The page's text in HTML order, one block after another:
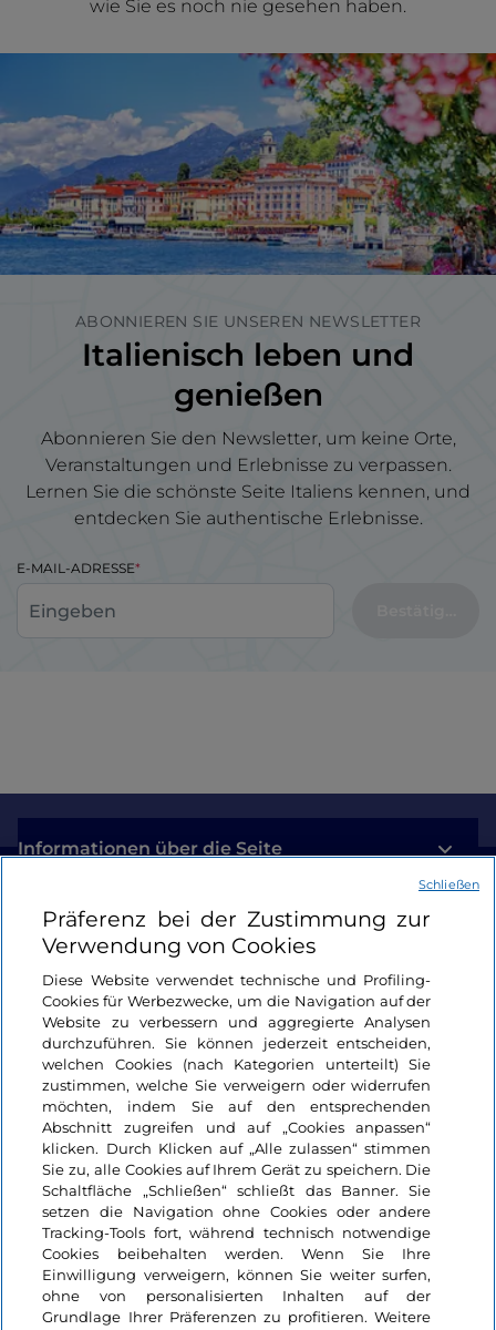
wie Sie es noch nie gesehen haben.
ABONNIEREN SIE UNSEREN NEWSLETTER
Italienisch leben und
genießen
Abonnieren Sie den Newsletter, um keine Orte,
Veranstaltungen und Erlebnisse zu verpassen.
Lernen Sie die schönste Seite Italiens kennen, und
entdecken Sie authentische Erlebnisse.
E-MAIL-ADRESSE
Informationen über die Seite
Nützliche Links
Login
Bleiben wir in Kontakt
Präferenz bei der Zustimmung zur
Verwendung von Cookies
Diese Website verwendet technische und Profiling-
Cookies für Werbezwecke, um die Navigation auf der
Website zu verbessern und aggregierte Analysen
durchzuführen. Sie können jederzeit entscheiden,
welchen Cookies (nach Kategorien unterteilt) Sie
zustimmen, welche Sie verweigern oder widerrufen
möchten, indem Sie auf den entsprechenden
Abschnitt zugreifen und auf „Cookies anpassen“
klicken. Durch Klicken auf „Alle zulassen“ stimmen
Sie zu, alle Cookies auf Ihrem Gerät zu speichern. Die
Schaltfläche „Schließen“ schließt das Banner. Sie
setzen die Navigation ohne Cookies oder andere
Tracking-Tools fort, während technisch notwendige
Cookies beibehalten werden. Wenn Sie Ihre
Einwilligung verweigern, können Sie weiter surfen,
ohne von personalisierten Inhalten auf der
Grundlage Ihrer Präferenzen zu profitieren. Weitere
Schließen